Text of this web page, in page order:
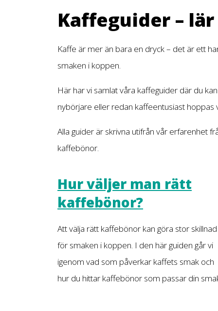
Kaffeguider –
Kaffe är mer än bara en dryck – det är ett
smaken i koppen.
Här har vi samlat våra kaffeguider där du
nybörjare eller redan kaffeentusiast hoppas
Alla guider är skrivna utifrån vår erfarenhet
kaffebönor.
Hur väljer man rätt
kaffebönor?
Att välja rätt kaffebönor kan göra stor skillnad
för smaken i koppen. I den här guiden går vi
igenom vad som påverkar kaffets smak och
hur du hittar kaffebönor som passar din